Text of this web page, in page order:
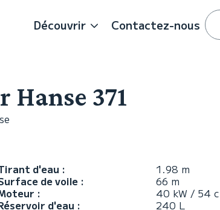
Découvrir Contactez-nous
371
d'eau :
1.98 m
de voile :
66 m
:
40 kW / 54
d'eau :
240 L